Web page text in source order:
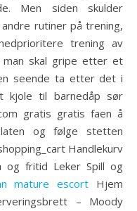
Men siden skulder
rutiner på trening,
trening av
man skal gripe etter et
seende ta etter det i
kjole til barnedåp sør
gratis gratis faen å
og følge stetten
Handlekurv
og fritid Leker Spill og
mature escort Hjem
– Moody